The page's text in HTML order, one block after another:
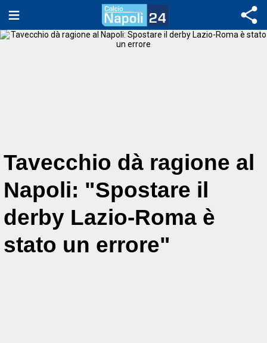
Tavecchio dà ragione al
Napoli: "Spostare il
derby Lazio-Roma è
stato un errore"